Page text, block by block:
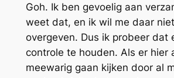
Goh. Ik ben gevoelig aan
weet dat, en ik wil me daar
overgeven. Dus ik probeer dat
controle te houden. Als er hier
meewarig gaan kijken door al